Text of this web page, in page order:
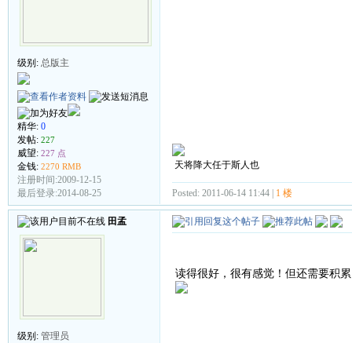
级别: 总版主
精华: 0
发帖: 227
威望: 227 点
金钱: 2270 RMB
注册时间:2009-12-15
最后登录:2014-08-25
天将降大任于斯人也
Posted: 2011-06-14 11:44 | 1 楼
田孟
级别: 管理员
读得很好，很有感觉！但还需要积